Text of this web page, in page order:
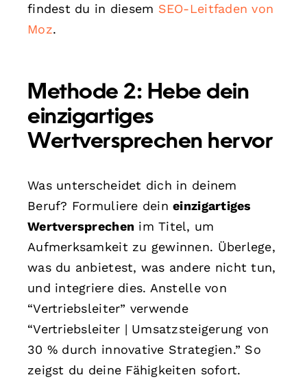
findest du in diesem SEO-Leitfaden von
Moz.
Methode 2: Hebe dein
einzigartiges
Wertversprechen hervor
Was unterscheidet dich in deinem
Beruf? Formuliere deineinzigartiges
Wertversprechen im Titel, um
Aufmerksamkeit zu gewinnen. Überlege,
was du anbietest, was andere nicht tun,
und integriere dies. Anstelle von
“Vertriebsleiter” verwende
“Vertriebsleiter | Umsatzsteigerung von
30 % durch innovative Strategien.” So
zeigst du deine Fähigkeiten sofort.